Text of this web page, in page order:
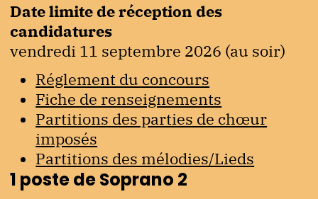
Date limite de réception des
candidatures
vendredi 11 septembre 2026 (au soir)
Réglement du concours
Fiche de renseignements
Partitions des parties de chœur
imposés
Partitions des mélodies/Lieds
1 poste de Soprano 2